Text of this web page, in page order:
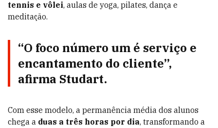
tennis e vôlei, aulas de yoga, pilates, dança e
meditação.
“O foco número um é serviço e
encantamento do cliente”,
afirma Studart.
Com esse modelo, a permanência média dos alunos
chega a duas a três horas por dia, transformando a